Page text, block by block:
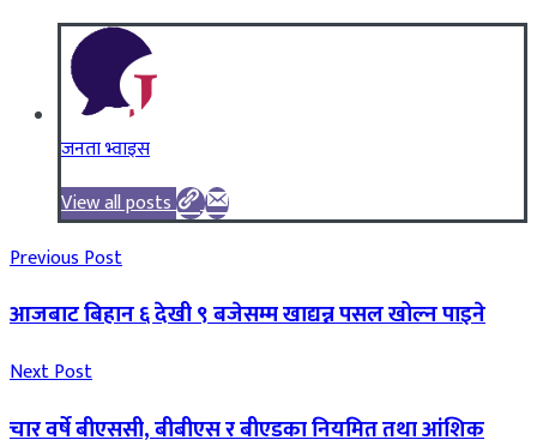
जनता भ्वाइस
View all posts
Previous Post
आजबाट बिहान ६ देखी ९ बजेसम्म खाद्यन्न पसल खोल्न पाइने
Next Post
चार वर्षे बीएससी, बीबीएस र बीएडका नियमित तथा आंशिक